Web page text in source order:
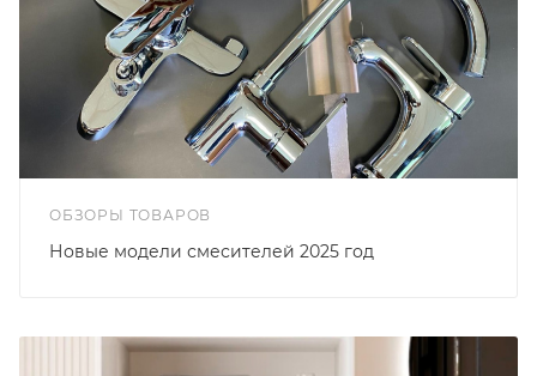
ОБЗОРЫ ТОВАРОВ
Новые модели смесителей 2025 год